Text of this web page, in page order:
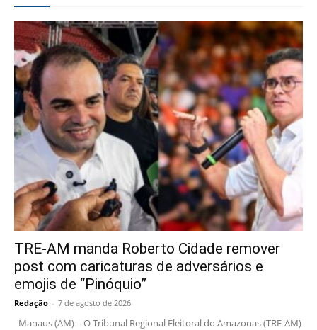
TRE-AM manda Roberto Cidade remover
post com caricaturas de adversários e
emojis de “Pinóquio”
Redação - 7 de agosto de 2026
Manaus (AM) – O Tribunal Regional Eleitoral do Amazonas (TRE-AM)